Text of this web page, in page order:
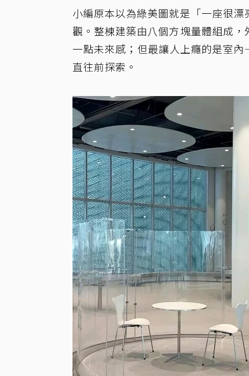
小編原本以為綠美圖就是「一座很
觀。整棟建築由八個方塊量體組成
一點未來感；但最讓人上癮的是室
直往前探索。